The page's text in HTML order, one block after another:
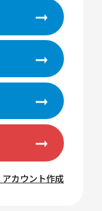
カウント作成